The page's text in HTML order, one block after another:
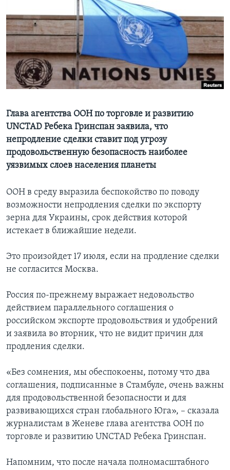
Learning English
СОЦИАЛЬНЫЕ СЕТИ
Глава агентства ООН по торговле и развитию
UNCTAD Ребека Гринспан заявила, что
непродление сделки ставит под угрозу
продовольственную безопасность наиболее
уязвимых слоев населения планеты
ООН в среду выразила беспокойство по поводу
возможности непродления сделки по экспорту
зерна для Украины, срок действия которой
истекает в ближайшие недели.
Это произойдет 17 июля, если на продление сделки
не согласится Москва.
Россия по-прежнему выражает недовольство
действием параллельного соглашения о
российском экспорте продовольствия и удобрений
и заявила во вторник, что не видит причин для
продления сделки.
«Без сомнения, мы обеспокоены, потому что два
соглашения, подписанные в Стамбуле, очень важны
для продовольственной безопасности и для
развивающихся стран глобального Юга», – сказала
журналистам в Женеве глава агентства ООН по
торговле и развитию UNCTAD Ребека Гринспан.
Напомним, что после начала полномасштабного